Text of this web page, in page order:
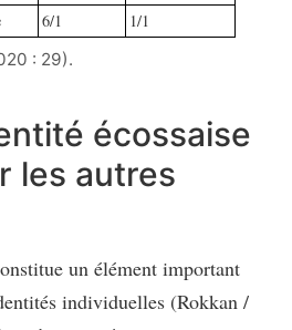
6/1
1/1
: 29).
écossaise
les autres
un élément important
individuelles (Rokkan /